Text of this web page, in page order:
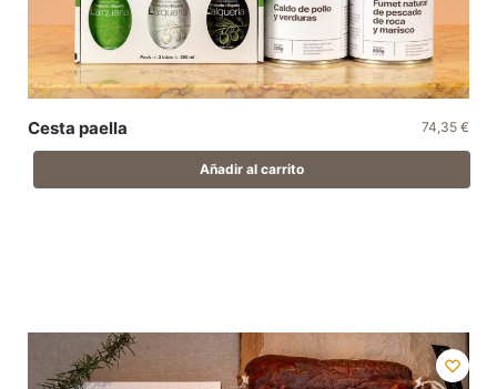
Cesta paella 74,35 €
Añadir al carrito